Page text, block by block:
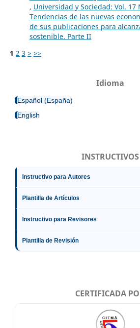
, Universidad y Sociedad: Vol. 17
Tendencias de las nuevas
de sus publicaciones para
sostenible. Parte II
1 2 3 > >>
Idioma
Español (España)
English
INSTRUCTIVOS
Instructivo para Autores
Plantilla de Artículos
Instructivo para Revisores
Plantilla de Revisión
CERTIFICADA